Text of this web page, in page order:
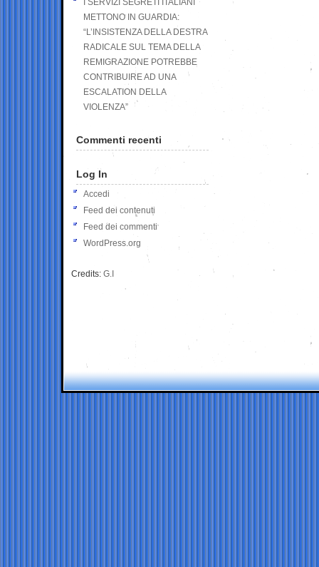
I SERVIZI SEGRETI ITALIANI
METTONO IN GUARDIA:
“L’INSISTENZA DELLA DESTRA
RADICALE SUL TEMA DELLA
REMIGRAZIONE POTREBBE
CONTRIBUIRE AD UNA
ESCALATION DELLA
VIOLENZA”
Commenti recenti
Log In
Accedi
Feed dei contenuti
Feed dei commenti
WordPress.org
Credits: G.I